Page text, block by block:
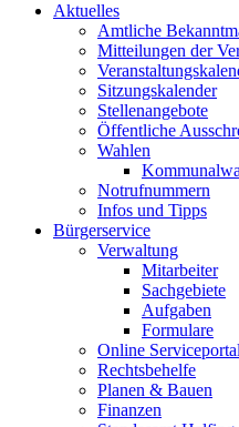
Aktuelles
Amtliche
Mitteilungen der
Sitzungskalender
Stellenangebote
Öffentliche
Wahlen
Notrufnummern
Infos und Tipps
Bürgerservice
Verwaltung
Mitarbeiter
Sachgebiete
Aufgaben
Formulare
Online Serviceportal
Rechtsbehelfe
Planen & Bauen
Finanzen